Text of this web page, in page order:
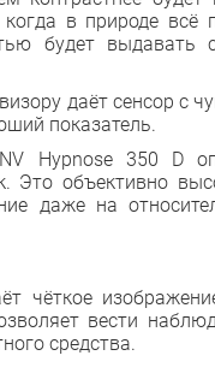
в природе всё
будет
даёт сенсор с
показатель.
Hypnose 350 D
Это объективно
даже на
чёткое
вести
средства.